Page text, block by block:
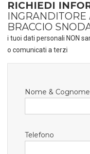
RICHIEDI
INGRANDITORE
BRACCIO
i tuoi dati personali NON
o comunicati a terzi
Nome & Cognome
Telefono